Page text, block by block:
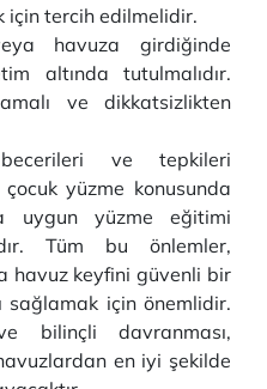
tercih edilmelidir.
havuza girdiğinde
altında tutulmalıdır.
ve dikkatsizlikten
ve tepkileri
yüzme konusunda
uygun yüzme eğitimi
Tüm bu önlemler,
havuz keyfini güvenli bir
sağlamak için önemlidir.
bilinçli davranması,
en iyi şekilde